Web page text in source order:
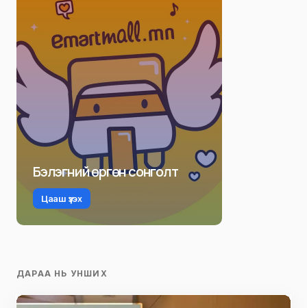
Бэлэгний өргөн сонголт
Цааш үзэх
ДАРАА НЬ УНШИХ